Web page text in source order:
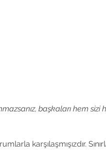
başkaları hem sizi
karşılaşmışızdır.